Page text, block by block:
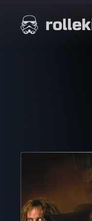
suoraan
sisältöön
Elokuvat ja elokuva-arviot | Rollekino.fi